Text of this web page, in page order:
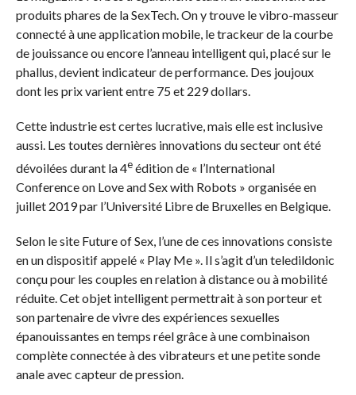
produits phares de la SexTech. On y trouve le vibro-masseur
connecté à une application mobile, le trackeur de la courbe
de jouissance ou encore l’anneau intelligent qui, placé sur le
phallus, devient indicateur de performance. Des joujoux
dont les prix varient entre 75 et 229 dollars.
Cette industrie est certes lucrative, mais elle est inclusive
aussi. Les toutes dernières innovations du secteur ont été
dévoilées durant la 4eédition de « l’International
Conference on Love and Sex with Robots » organisée en
juillet 2019 par l’Université Libre de Bruxelles en Belgique.
Selon le site Future of Sex, l’une de ces innovations consiste
en un dispositif appelé « Play Me ». Il s’agit d’un teledildonic
conçu pour les couples en relation à distance ou à mobilité
réduite. Cet objet intelligent permettrait à son porteur et
son partenaire de vivre des expériences sexuelles
épanouissantes en temps réel grâce à une combinaison
complète connectée à des vibrateurs et une petite sonde
anale avec capteur de pression.